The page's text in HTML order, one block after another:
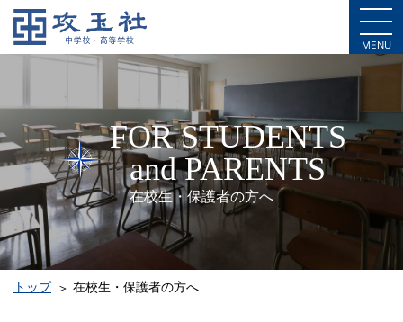
MENU
FOR STUDENTS
and PARENTS
在校生・保護者の方へ
トップ 在校生・保護者の方へ